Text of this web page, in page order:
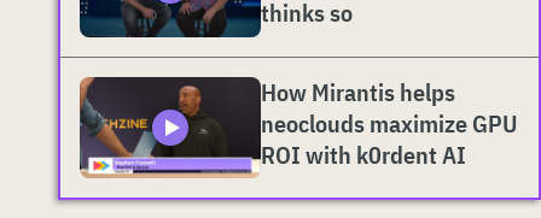
thinks so
How Mirantis helps
neoclouds maximize GPU
ROI with k0rdent AI